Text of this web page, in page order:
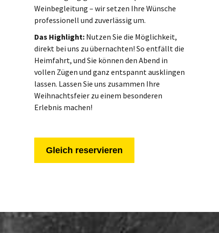
Weinbegleitung – wir setzen Ihre Wünsche
professionell und zuverlässig um.
Das Highlight: Nutzen Sie die Möglichkeit,
direkt bei uns zu übernachten! So entfällt die
Heimfahrt, und Sie können den Abend in
vollen Zügen und ganz entspannt ausklingen
lassen. Lassen Sie uns zusammen Ihre
Weihnachtsfeier zu einem besonderen
Erlebnis machen!
Gleich reservieren